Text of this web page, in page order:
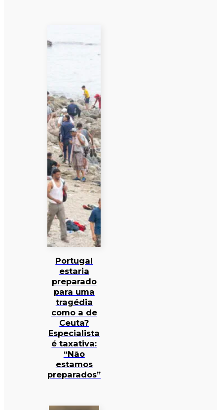
Portugal
estaria
preparado
para uma
tragédia
como a de
Ceuta?
Especialista
é taxativa:
“Não
estamos
preparados”